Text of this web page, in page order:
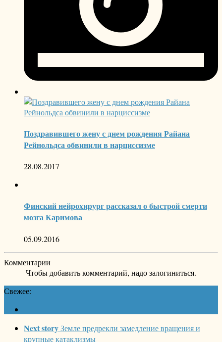
Поздравившего жену с днем рождения Райана
Рейнольдса обвинили в нарциссизме
28.08.2017
Финский нейрохирург рассказал о быстрой смерти
мозга Каримова
05.09.2016
Комментарии
Чтобы добавить комментарий, надо залогиниться.
Свежее:
Next storyЗемле предрекли замедление вращения и
крупные катаклизмы